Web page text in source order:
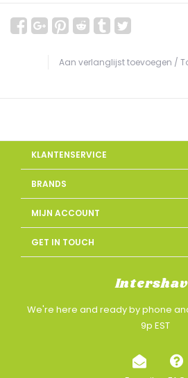
Aan verlanglijst toevoegen /
KLANTENSERVICE
BRANDS
MIJN ACCOUNT
GET IN TOUCH
We're here and ready by phone
9p EST